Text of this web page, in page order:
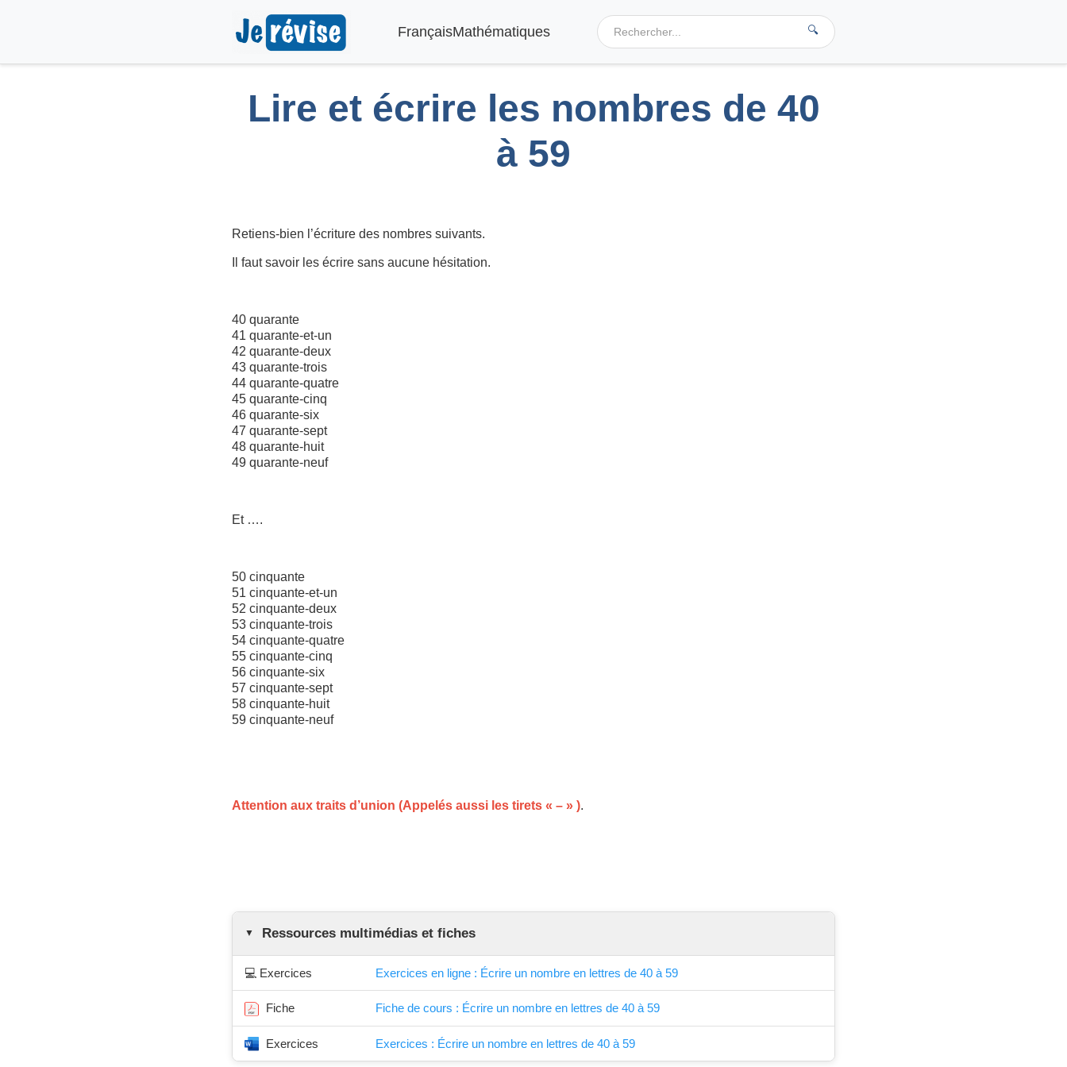
FrançaisMathématiques 🔍
Lire et écrire les nombres de 40
à 59
Retiens-bien l’écriture des nombres suivants.
Il faut savoir les écrire sans aucune hésitation.
40 quarante
41 quarante-et-un
42 quarante-deux
43 quarante-trois
44 quarante-quatre
45 quarante-cinq
46 quarante-six
47 quarante-sept
48 quarante-huit
49 quarante-neuf
Et ….
50 cinquante
51 cinquante-et-un
52 cinquante-deux
53 cinquante-trois
54 cinquante-quatre
55 cinquante-cinq
56 cinquante-six
57 cinquante-sept
58 cinquante-huit
59 cinquante-neuf
Attention aux traits d’union (Appelés aussi les tirets « – » ).
Ressources multimédias et fiches
💻 Exercices Exercices en ligne : Écrire un nombre en lettres de 40 à 59
Fiche Fiche de cours : Écrire un nombre en lettres de 40 à 59
Exercices Exercices : Écrire un nombre en lettres de 40 à 59